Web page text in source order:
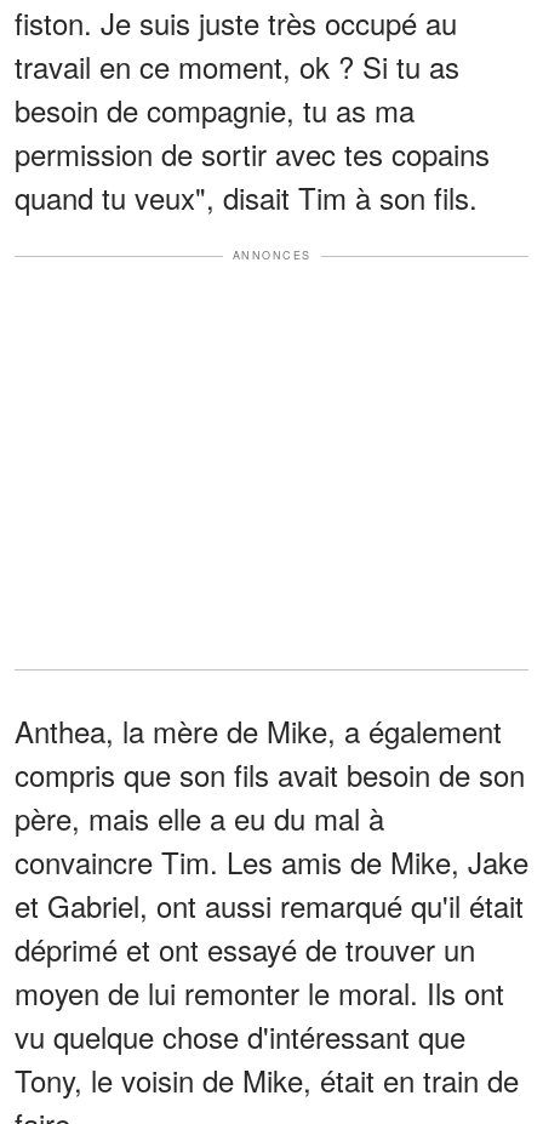
fiston. Je suis juste très occupé au
travail en ce moment, ok ? Si tu as
besoin de compagnie, tu as ma
permission de sortir avec tes copains
quand tu veux", disait Tim à son fils.
ANNONCES
Anthea, la mère de Mike, a également
compris que son fils avait besoin de son
père, mais elle a eu du mal à
convaincre Tim. Les amis de Mike, Jake
et Gabriel, ont aussi remarqué qu'il était
déprimé et ont essayé de trouver un
moyen de lui remonter le moral. Ils ont
vu quelque chose d'intéressant que
Tony, le voisin de Mike, était en train de